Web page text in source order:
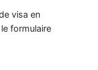
visa en
formulaire